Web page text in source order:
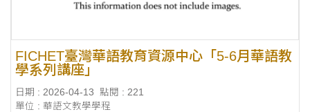
FICHET臺灣華語教育資源中心「5-6月華語教
學系列講座」
日期 : 2026-04-13
點閱 : 221
單位 : 華語文教學學程